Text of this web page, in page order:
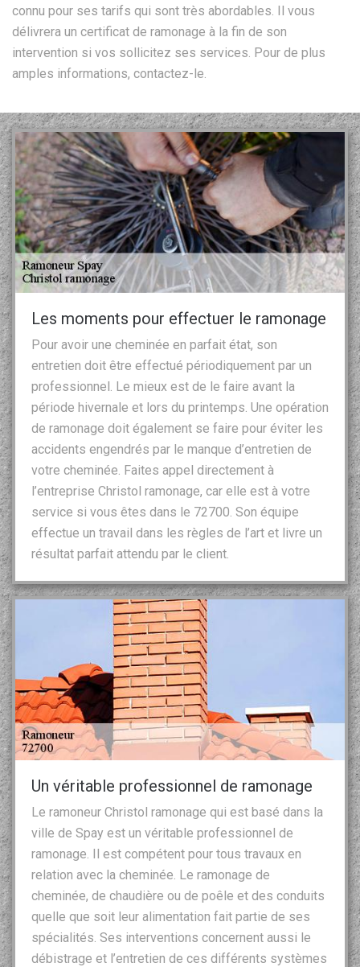
connu pour ses tarifs qui sont très abordables. Il vous
délivrera un certificat de ramonage à la fin de son
intervention si vos sollicitez ses services. Pour de plus
amples informations, contactez-le.
Les moments pour effectuer le ramonage
Pour avoir une cheminée en parfait état, son
entretien doit être effectué périodiquement par un
professionnel. Le mieux est de le faire avant la
période hivernale et lors du printemps. Une opération
de ramonage doit également se faire pour éviter les
accidents engendrés par le manque d’entretien de
votre cheminée. Faites appel directement à
l’entreprise Christol ramonage, car elle est à votre
service si vous êtes dans le 72700. Son équipe
effectue un travail dans les règles de l’art et livre un
résultat parfait attendu par le client.
Un véritable professionnel de ramonage
Le ramoneur Christol ramonage qui est basé dans la
ville de Spay est un véritable professionnel de
ramonage. Il est compétent pour tous travaux en
relation avec la cheminée. Le ramonage de
cheminée, de chaudière ou de poêle et des conduits
quelle que soit leur alimentation fait partie de ses
spécialités. Ses interventions concernent aussi le
débistrage et l’entretien de ces différents systèmes